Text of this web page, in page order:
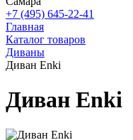
+7 (495) 645-22-41
Главная
Каталог товаров
Диваны
Диван Enki
Диван Enki